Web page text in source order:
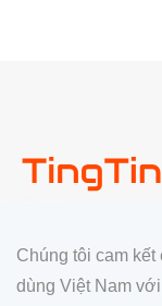
Chúng tôi cam
dùng Việt Nam